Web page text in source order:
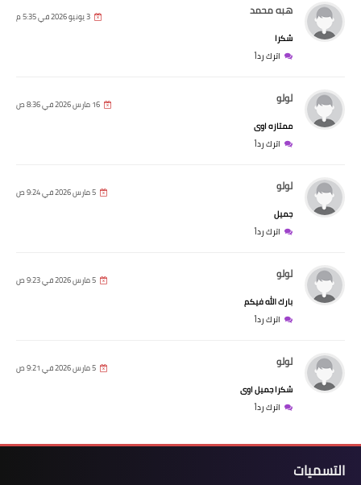
هبه محمد 3 يونيو 2026 في 5:35 م
شكرا
اترك رداً
لولو 16 مارس 2026 في 8:36 ص
ممتازه اوى
اترك رداً
لولو 5 مارس 2026 في 9:24 ص
جميل
اترك رداً
لولو 5 مارس 2026 في 9:23 ص
بارك الله فيكم
اترك رداً
لولو 5 مارس 2026 في 9:21 ص
شكرا جميل اوى
اترك رداً
التسميات